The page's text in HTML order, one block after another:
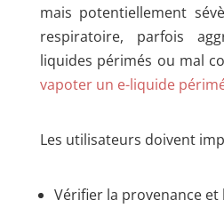
mais potentiellement
respiratoire, parfois
liquides périmés ou mal
vapoter un e-liquide
Les utilisateurs doivent
Vérifier la provenance et